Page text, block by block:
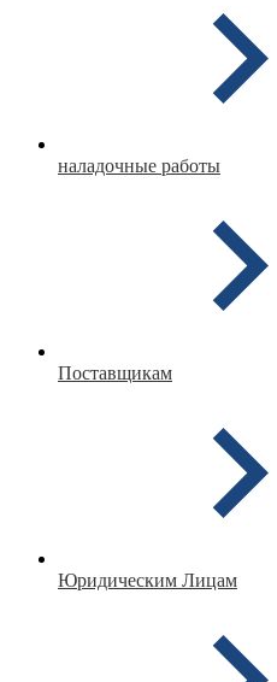
наладочные работы
Поставщикам
Юридическим Лицам